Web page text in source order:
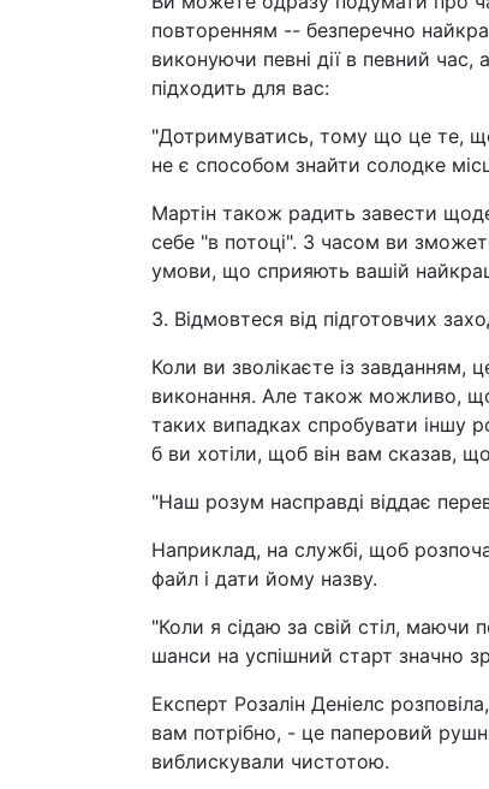
повторенням -- безперечно
виконуючи певні дії в певний
підходить для вас:
"Дотримуватись, тому що це те,
не є способом знайти солодке
Мартін також радить завести
себе "в потоці". З часом ви
умови, що сприяють вашій
3. Відмовтеся від підготовчих
Коли ви зволікаєте із
виконання. Але також можливо,
таких випадках спробувати іншу
б ви хотіли, щоб він вам сказав,
"Наш розум насправді віддає
Наприклад, на службі, щоб
файл і дати йому назву.
"Коли я сідаю за свій стіл, маючи
шанси на успішний старт значно
Експерт Розалін Деніелс
вам потрібно, - це паперовий
виблискували чистотою.